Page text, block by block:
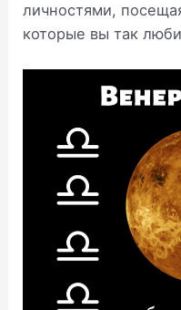
личностями,
которые вы так